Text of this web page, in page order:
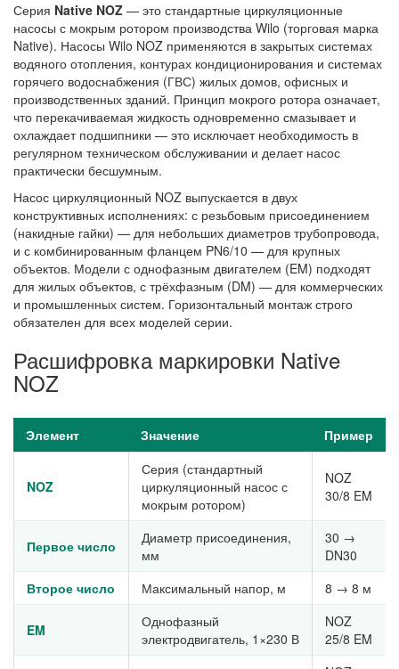
Серия Native NOZ — это стандартные циркуляционные
насосы с мокрым ротором производства Wilo (торговая марка
Native). Насосы Wilo NOZ применяются в закрытых системах
водяного отопления, контурах кондиционирования и системах
горячего водоснабжения (ГВС) жилых домов, офисных и
производственных зданий. Принцип мокрого ротора означает,
что перекачиваемая жидкость одновременно смазывает и
охлаждает подшипники — это исключает необходимость в
регулярном техническом обслуживании и делает насос
практически бесшумным.
Насос циркуляционный NOZ выпускается в двух
конструктивных исполнениях: с резьбовым присоединением
(накидные гайки) — для небольших диаметров трубопровода,
и с комбинированным фланцем PN6/10 — для крупных
объектов. Модели с однофазным двигателем (EM) подходят
для жилых объектов, с трёхфазным (DM) — для коммерческих
и промышленных систем. Горизонтальный монтаж строго
обязателен для всех моделей серии.
Расшифровка маркировки Native
NOZ
Элемент Значение Пример
NOZ
Серия (стандартный
циркуляционный насос с
мокрым ротором)
NOZ
30/8 EM
Первое число
Диаметр присоединения,
мм
30 →
DN30
Второе число
Максимальный напор, м 8 → 8 м
EM
Однофазный
электродвигатель, 1×230 В
NOZ
25/8 EM